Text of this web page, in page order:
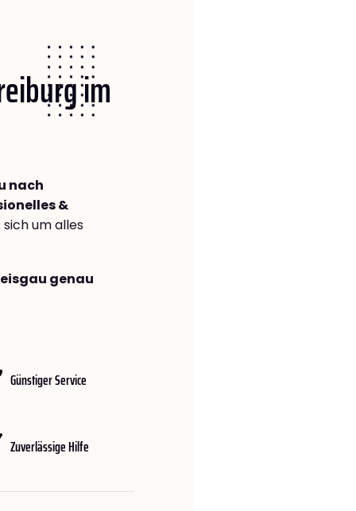
im
nach
&
sich um alles
genau
Günstiger Service
Zuverlässige Hilfe